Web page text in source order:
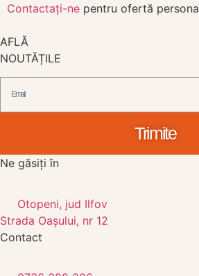
Contactați-ne pentru ofertă
AFLĂ
NOUTĂȚILE
Trimite
Contact
Ne găsiți în
Otopeni, jud Ilfov
Strada Oașului, nr 12